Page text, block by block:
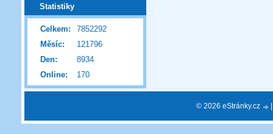
Statistiky
Online: 170
Celkem:
7852292
Měsíc:
121796
Den:
8934
© 2026 eStránky.cz